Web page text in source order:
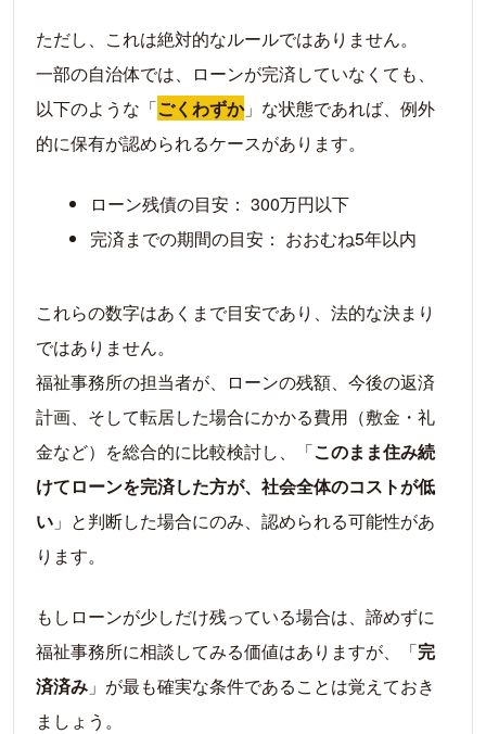
ただし、これは絶対的なルールではありません。
一部の自治体では、ローンが完済していなくても、
以下のような「ごくわずか」な状態であれば、例外
的に保有が認められるケースがあります。
ローン残債の目安： 300万円以下
完済までの期間の目安： おおむね5年以内
これらの数字はあくまで目安であり、法的な決まり
ではありません。
福祉事務所の担当者が、ローンの残額、今後の返済
計画、そして転居した場合にかかる費用（敷金・礼
金など）を総合的に比較検討し、「このまま住み続
けてローンを完済した方が、社会全体のコストが低
い 」と判断した場合にのみ、認められる可能性があ
ります。
もしローンが少しだけ残っている場合は、諦めずに
福祉事務所に相談してみる価値はありますが、「完
済済み 」が最も確実な条件であることは覚えておき
ましょう。